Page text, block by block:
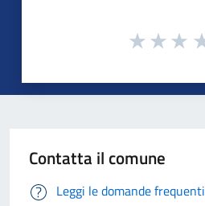
Contatta il comune
Leggi le domande frequenti